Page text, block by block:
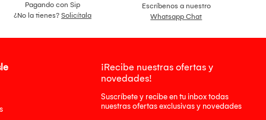
Pagando con Sip
¿No la tienes? Solicítala
Escríbenos a nuestro
Whatsapp Chat
¡Recibe nuestras ofertas y
novedades!
Suscríbete y recibe en tu inbox todas
nuestras ofertas exclusivas y novedades